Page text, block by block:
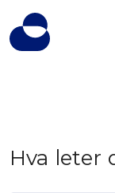
Hva leter